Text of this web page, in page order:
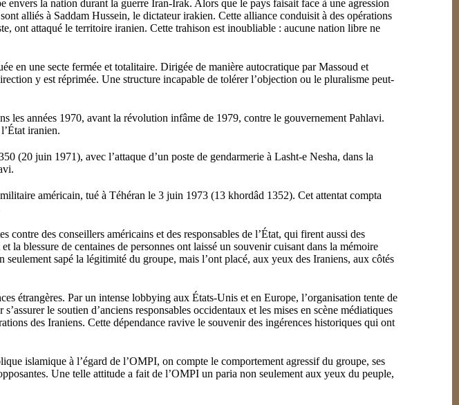
envers la nation durant la guerre Iran-Irak. Alors que le pays faisait face à une agression
alliés à Saddam Hussein, le dictateur irakien. Cette alliance conduisit à des opérations
ont attaqué le territoire iranien. Cette trahison est inoubliable : aucune nation libre ne
en une secte fermée et totalitaire. Dirigée de manière autocratique par Massoud et
y est réprimée. Une structure incapable de tolérer l’objection ou le pluralisme peut-
les années 1970, avant la révolution infâme de 1979, contre le gouvernement Pahlavi.
iranien.
(20 juin 1971), avec l’attaque d’un poste de gendarmerie à Lasht-e Nesha, dans la
américain, tué à Téhéran le 3 juin 1973 (13 khordâd 1352). Cet attentat compta
des conseillers américains et des responsables de l’État, qui firent aussi des
la blessure de centaines de personnes ont laissé un souvenir cuisant dans la mémoire
sapé la légitimité du groupe, mais l’ont placé, aux yeux des Iraniens, aux côtés
étrangères. Par un intense lobbying aux États-Unis et en Europe, l’organisation tente de
le soutien d’anciens responsables occidentaux et les mises en scène médiatiques
des Iraniens. Cette dépendance ravive le souvenir des ingérences historiques qui ont
islamique à l’égard de l’OMPI, on compte le comportement agressif du groupe, ses
Une telle attitude a fait de l’OMPI un paria non seulement aux yeux du peuple,